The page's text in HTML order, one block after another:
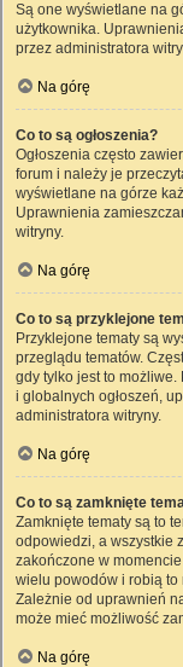
Są one wyświetlane na
użytkownika.
przez administratora
Na górę
Co to są ogłoszenia?
Ogłoszenia często
forum i należy je
wyświetlane na górze
Uprawnienia
witryny.
Na górę
Co to są przyklejone
Przyklejone tematy są
przeglądu tematów.
gdy tylko jest to
i globalnych ogłoszeń,
administratora witryny.
Na górę
Co to są zamknięte
Zamknięte tematy są to
odpowiedzi, a wszystkie
zakończone w
wielu powodów i robią to
Zależnie od uprawnień
może mieć możliwość
Na górę